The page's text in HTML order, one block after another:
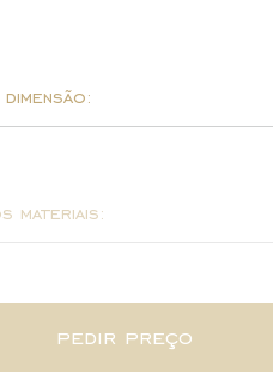
materiais:
pedir preço